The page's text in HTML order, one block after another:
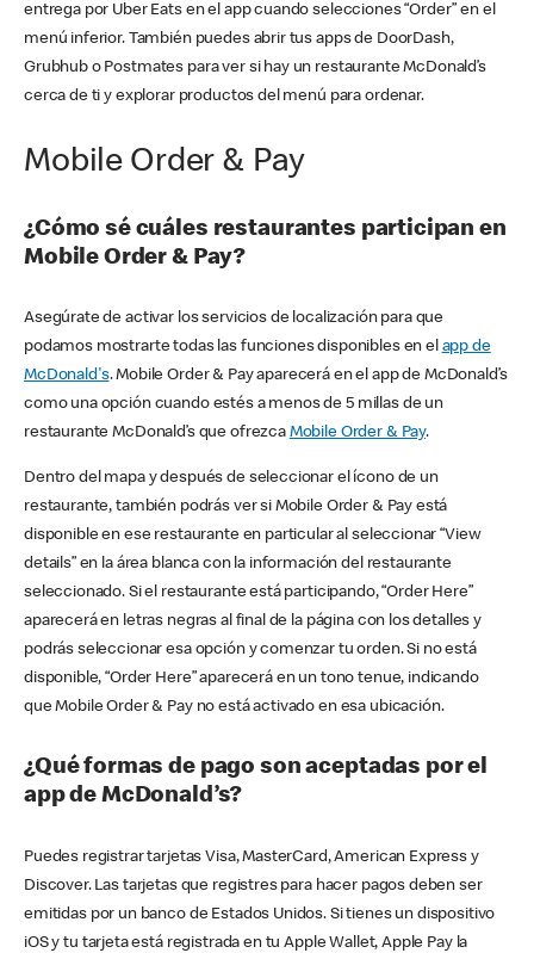
entrega por Uber Eats en el app cuando selecciones “Order” en el
menú inferior. También puedes abrir tus apps de DoorDash,
Grubhub o Postmates para ver si hay un restaurante McDonald’s
cerca de ti y explorar productos del menú para ordenar.
Mobile Order & Pay
¿Cómo sé cuáles restaurantes participan en
Mobile Order & Pay?
Asegúrate de activar los servicios de localización para que
podamos mostrarte todas las funciones disponibles en el app de
McDonald's. Mobile Order & Pay aparecerá en el app de McDonald’s
como una opción cuando estés a menos de 5 millas de un
restaurante McDonald’s que ofrezca Mobile Order & Pay.
Dentro del mapa y después de seleccionar el ícono de un
restaurante, también podrás ver si Mobile Order & Pay está
disponible en ese restaurante en particular al seleccionar “View
details” en la área blanca con la información del restaurante
seleccionado. Si el restaurante está participando, “Order Here”
aparecerá en letras negras al final de la página con los detalles y
podrás seleccionar esa opción y comenzar tu orden. Si no está
disponible, “Order Here” aparecerá en un tono tenue, indicando
que Mobile Order & Pay no está activado en esa ubicación.
¿Qué formas de pago son aceptadas por el
app de McDonald’s?
Puedes registrar tarjetas Visa, MasterCard, American Express y
Discover. Las tarjetas que registres para hacer pagos deben ser
emitidas por un banco de Estados Unidos. Si tienes un dispositivo
iOS y tu tarjeta está registrada en tu Apple Wallet, Apple Pay la